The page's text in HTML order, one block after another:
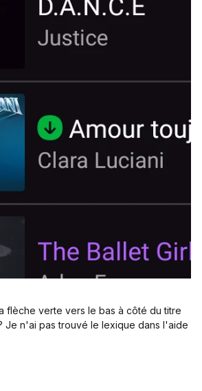
flèche verte vers le bas à côté du titre
Je n'ai pas trouvé le lexique dans l'aide